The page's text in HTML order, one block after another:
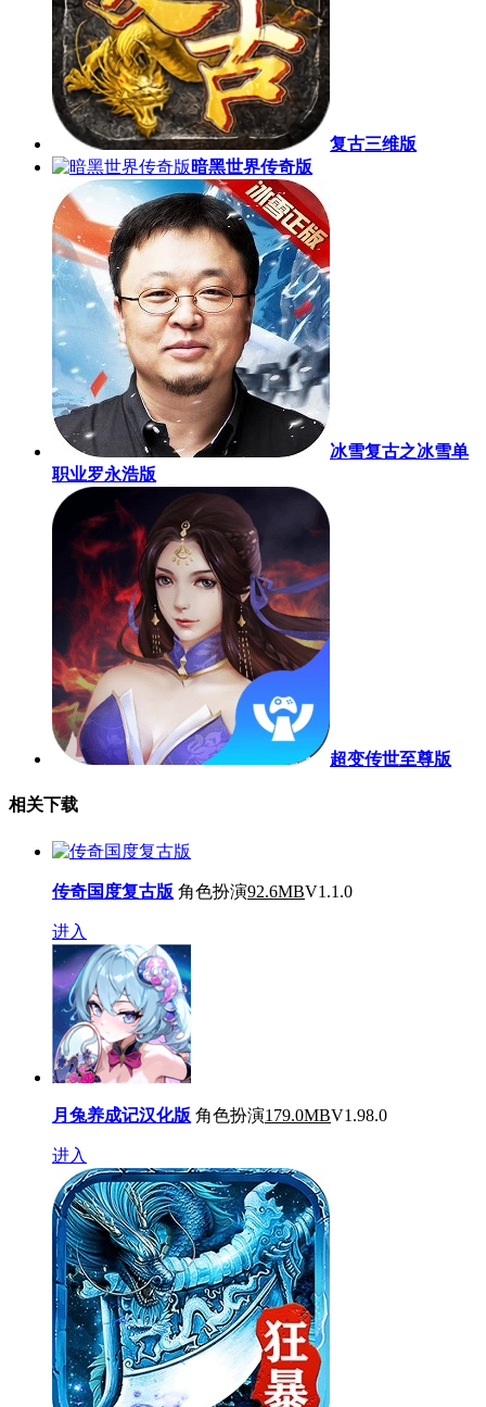
复古三维版
暗黑世界传奇版
冰雪复古之冰雪单
职业罗永浩版
超变传世至尊版
相关下载
传奇国度复古版 角色扮演92.6MBV1.1.0
进入
月兔养成记汉化版 角色扮演179.0MBV1.98.0
进入